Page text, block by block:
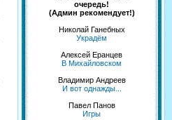
очередь!
(Админ рекомендует!)
Николай Ганебных
Украдём
Алексей Еранцев
В Михайловском
Владимир Андреев
И вот однажды...
Павел Панов
Игры